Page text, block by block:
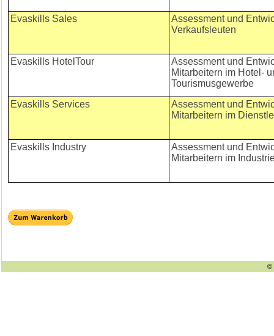
Evaskills Sales
Assessment und
Verkaufsleuten
Evaskills HotelTour
Assessment und
Mitarbeitern im Hotel-
Tourismusgewerbe
Evaskills Services
Assessment und
Mitarbeitern im
Evaskills Industry
Assessment und
Mitarbeitern im
©